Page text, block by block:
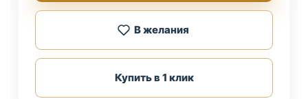
В желания
Купить в 1 клик